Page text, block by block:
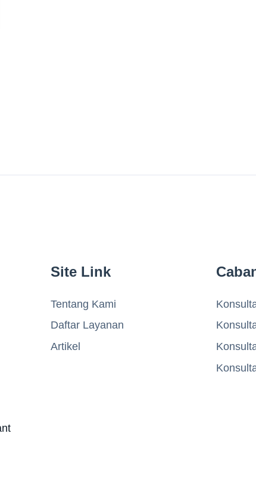
Site Link
Tentang Kami
Daftar Layanan
Artikel